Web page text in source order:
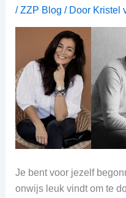
/ZZP Blog / Door Kristel
Je bent voor jezelf
onwijs leuk vindt om te